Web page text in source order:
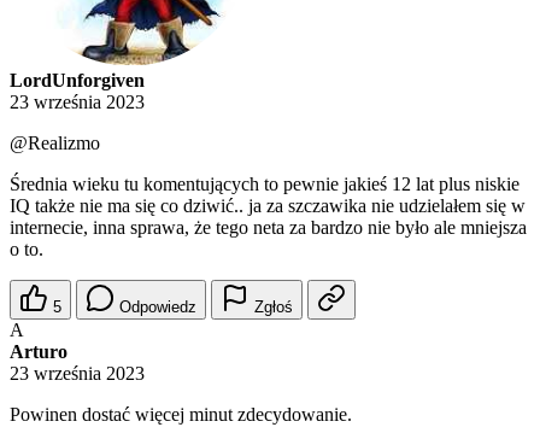
LordUnforgiven
23 września 2023
@Realizmo
Średnia wieku tu komentujących to pewnie jakieś 12 lat plus niskie
IQ także nie ma się co dziwić.. ja za szczawika nie udzielałem się w
internecie, inna sprawa, że tego neta za bardzo nie było ale mniejsza
o to.
5 Odpowiedz Zgłoś
A
Arturo
23 września 2023
Powinen dostać więcej minut zdecydowanie.